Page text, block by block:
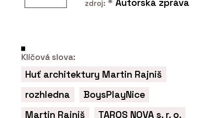
Když židle není jen vaše. Jak zařídit
pracovištích
zdroj: * Autorská zpráva
Klíčová slova:
Huť architektury Martin Rajniš
rozhledna
BoysPlayNice
Martin Rajniš
TAROS NOVA s. r. o.